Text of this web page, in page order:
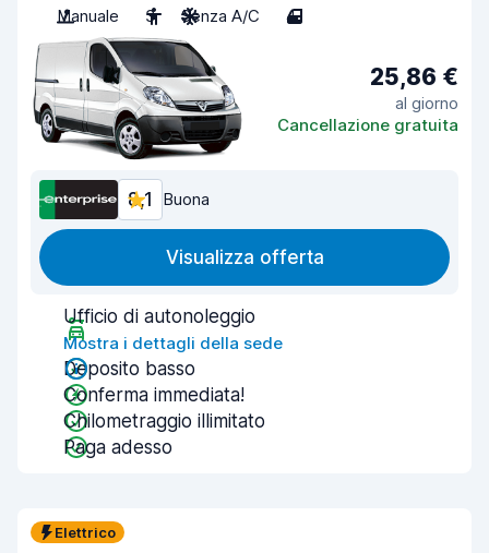
Manuale
3 Senza A/C 4
25,86 €
al giorno
Cancellazione gratuita
8,1 Buona
Visualizza offerta
Ufficio di autonoleggio
Mostra i dettagli della sede
Deposito basso
Conferma immediata!
Chilometraggio illimitato
Paga adesso
Elettrico